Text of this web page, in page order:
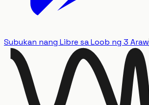
Subukan nang Libre sa Loob ng 3 Araw